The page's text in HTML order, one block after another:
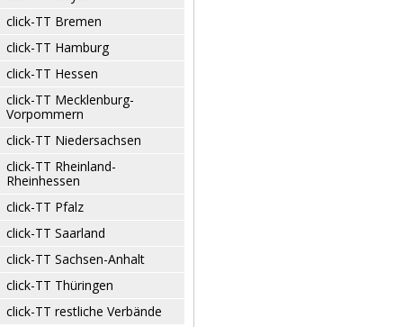
click-TT Bremen
click-TT Hamburg
click-TT Hessen
click-TT Mecklenburg-
Vorpommern
click-TT Niedersachsen
click-TT Rheinland-
Rheinhessen
click-TT Pfalz
click-TT Saarland
click-TT Sachsen-Anhalt
click-TT Thüringen
click-TT restliche Verbände